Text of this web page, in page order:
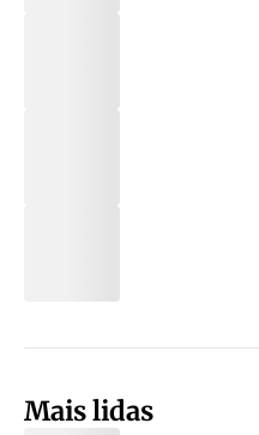
Mais lidas